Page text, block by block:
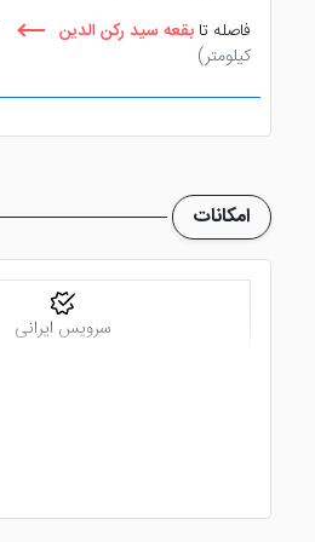
فاصله تا بقعه سید رکن الدین
کیلومتر)
فاصله تاموزه آب یزد 13 دقیقه پیاده روی
امکانات
سرویس ایرانی